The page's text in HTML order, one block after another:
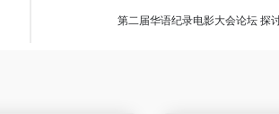
第二届华语纪录电影大会论坛 探